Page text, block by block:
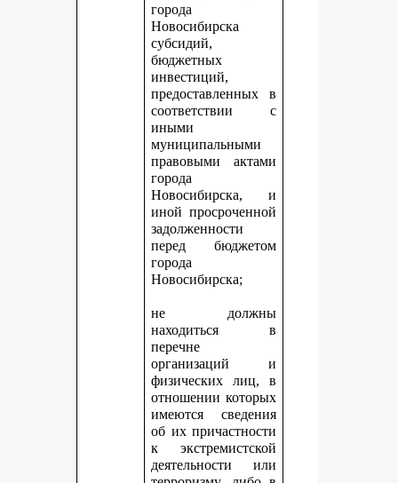
города
Новосибирска
субсидий,
бюджетных
инвестиций,
предоставленных в
соответствии с
иными
муниципальными
правовыми актами
города
Новосибирска, и
иной просроченной
задолженности
перед бюджетом
города
Новосибирска;
не должны
находиться в
перечне
организаций и
физических лиц, в
отношении которых
имеются сведения
об их причастности
к экстремистской
деятельности или